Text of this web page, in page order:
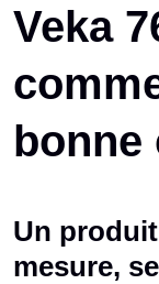
Veka
bonne
Un
mesure,